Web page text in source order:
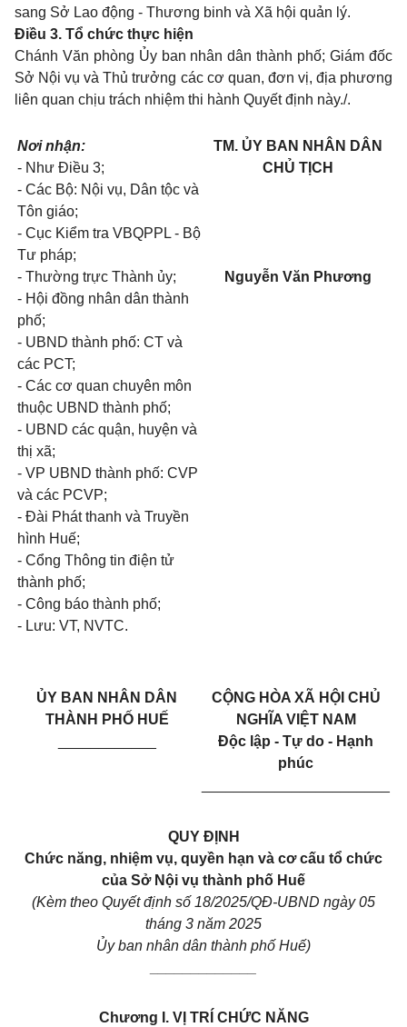
sang Sở Lao động - Thương binh và Xã hội quản lý.
Điều 3. Tổ chức thực hiện
Chánh Văn phòng Ủy ban nhân dân thành phố; Giám đốc
Sở Nội vụ và Thủ trưởng các cơ quan, đơn vị, địa phương
liên quan chịu trách nhiệm thi hành Quyết định này./.
Nơi nhận:
- Như Điều 3;
- Các Bộ: Nội vụ, Dân tộc và
Tôn giáo;
- Cục Kiểm tra VBQPPL - Bộ
Tư pháp;
- Thường trực Thành ủy;
- Hội đồng nhân dân thành
phố;
- UBND thành phố: CT và
các PCT;
- Các cơ quan chuyên môn
thuộc UBND thành phố;
- UBND các quận, huyện và
thị xã;
- VP UBND thành phố: CVP
và các PCVP;
- Đài Phát thanh và Truyền
hình Huế;
- Cổng Thông tin điện tử
thành phố;
- Công báo thành phố;
- Lưu: VT, NVTC.
TM. ỦY BAN NHÂN DÂN
CHỦ TỊCH
Nguyễn Văn Phương
ỦY BAN NHÂN DÂN
THÀNH PHỐ HUẾ
CỘNG HÒA XÃ HỘI CHỦ
NGHĨA VIỆT NAM
Độc lập - Tự do - Hạnh
phúc
QUY ĐỊNH
Chức năng, nhiệm vụ, quyền hạn và cơ cấu tổ chức
của Sở Nội vụ thành phố Huế
(Kèm theo Quyết định số 18/2025/QĐ-UBND ngày 05
tháng 3 năm 2025
Ủy ban nhân dân thành phố Huế)
Chương I. VỊ TRÍ CHỨC NĂNG